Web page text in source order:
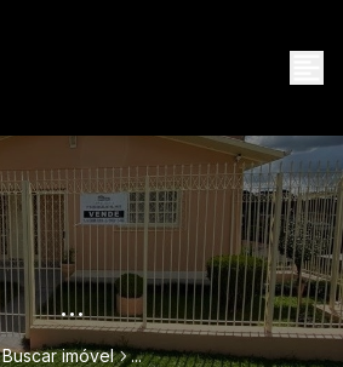
...
Buscar imóvel ...